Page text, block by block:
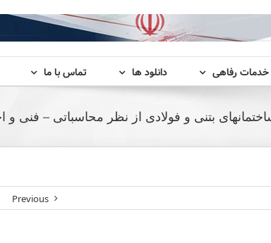
خدمات رفاهی دانلود ها تماس با ما
بتنی و فولادی از نظر محاسباتی – فنی و
Previous